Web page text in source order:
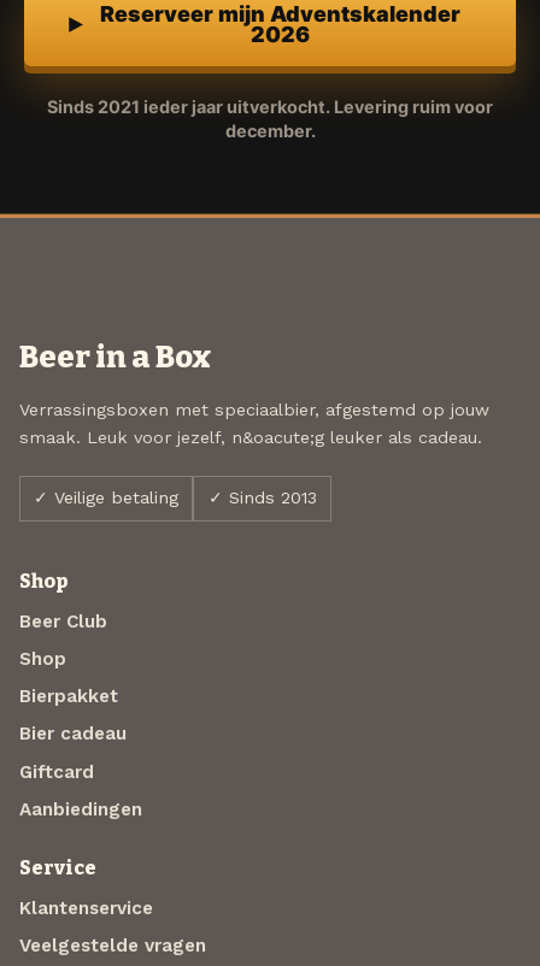
Reserveer mijn Adventskalender
2026
Sinds 2021 ieder jaar uitverkocht. Levering ruim voor
december.
Beer in a Box
Verrassingsboxen met speciaalbier, afgestemd op jouw
smaak. Leuk voor jezelf, n&oacute;g leuker als cadeau.
✓ Veilige betaling ✓ Sinds 2013
Shop
Beer Club
Shop
Bierpakket
Bier cadeau
Giftcard
Aanbiedingen
Service
Klantenservice
Veelgestelde vragen